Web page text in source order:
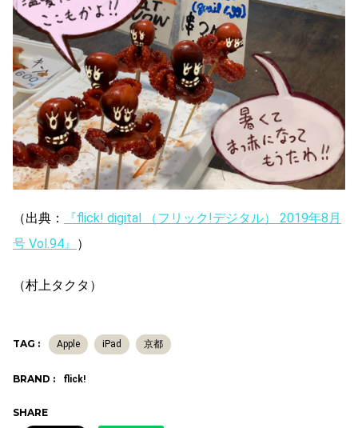
（出典：
『flick! digital （フリック!デジタル） 2019年8月
号 Vol.94』 ）
（村上タクタ）
TAG : Apple iPad 京都
BRAND : flick!
SHARE